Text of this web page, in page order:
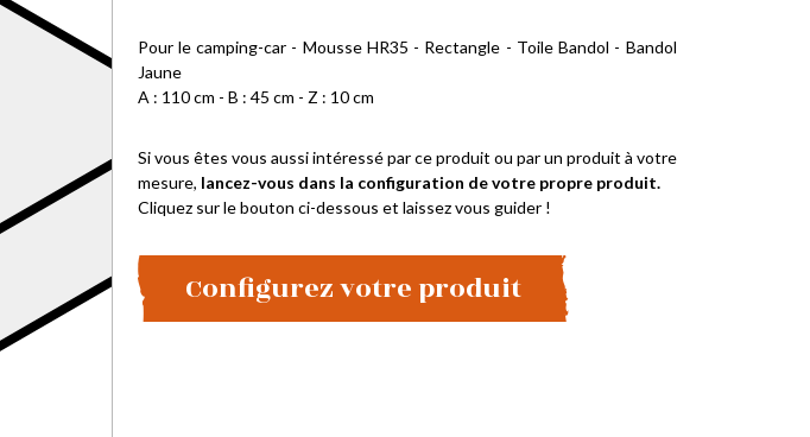
Pour le camping-car - Mousse HR35 - Rectangle - Toile Bandol - Bandol
Jaune
A : 110 cm - B : 45 cm - Z : 10 cm
Si vous êtes vous aussi intéressé par ce produit ou par un produit à votre
mesure, lancez-vous dans la configuration de votre propre produit.
Cliquez sur le bouton ci-dessous et laissez vous guider !
Configurez votre produit